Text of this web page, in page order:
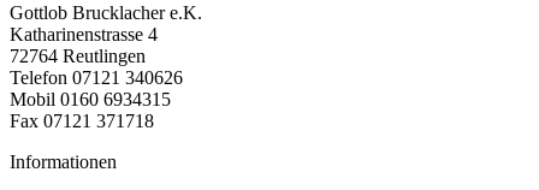
Gottlob Brucklacher e.K.
Katharinenstrasse 4
72764 Reutlingen
Telefon 07121 340626
Mobil 0160 6934315
Fax 07121 371718
Informationen